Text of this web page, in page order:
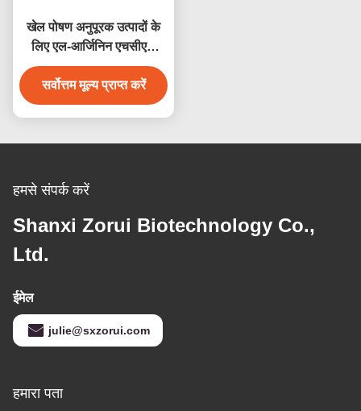
खेल पोषण अनुपूरक उत्पादों के
लिए एल-आर्जिनिन एचसीएल
सीएएस 1119-34-2 खाद्य ग्रेड
अमीनो एसिड पाउडर
सर्वोत्तम मूल्य प्राप्त करें
हमसे संपर्क करें
Shanxi Zorui Biotechnology Co.,
Ltd.
ईमेल
julie@sxzorui.com
हमारा पता